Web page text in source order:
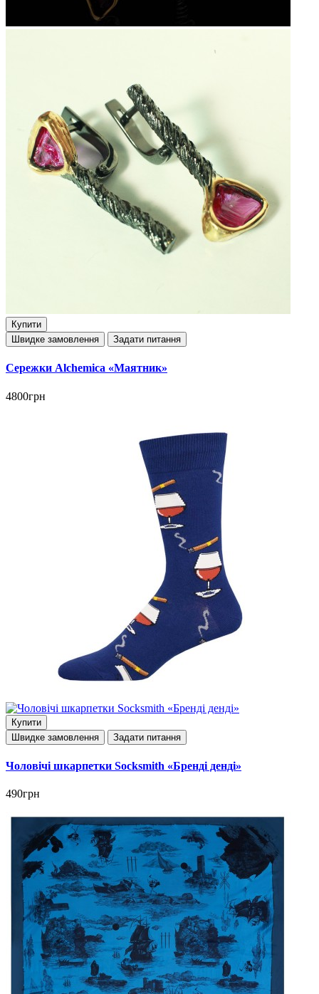
Купити
Швидке замовлення
Задати питання
Сережки Alchemica «Маятник»
4800грн
Купити
Швидке замовлення
Задати питання
Чоловічі шкарпетки Socksmith «Бренді денді»
490грн